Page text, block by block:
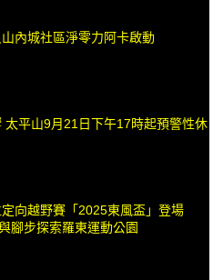
內城社區淨零力阿卡啟動
太平山9月21日下午17時起預警性休
向越野賽「2025東風盃」登場
腳步探索羅東運動公園